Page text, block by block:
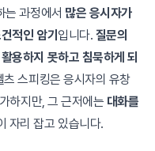
과정에서 많은 응시자가
적인 암기 입니다. 질문의
용하지 못하고 침묵하게 되
스피킹은 응시자의 유창
하지만, 그 근저에는 대화를
자리 잡고 있습니다.